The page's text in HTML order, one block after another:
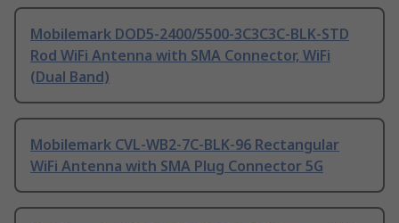
Mobilemark DOD5-2400/5500-3C3C3C-BLK-STD
Rod WiFi Antenna with SMA Connector, WiFi
(Dual Band)
Mobilemark CVL-WB2-7C-BLK-96 Rectangular
WiFi Antenna with SMA Plug Connector 5G